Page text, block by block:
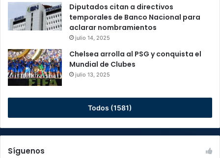
Diputados citan a directivos
temporales de Banco Nacional para
aclarar nombramientos
julio 14, 2025
Chelsea arrolla al PSG y conquista el
Mundial de Clubes
julio 13, 2025
Todos (1581)
Síguenos